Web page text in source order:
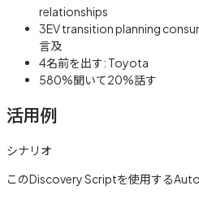
relationships
3EV transition planning
言及
4名前を出す: Toyota
580%聞いて20%話す
活用例
シナリオ
このDiscovery Scriptを使用する